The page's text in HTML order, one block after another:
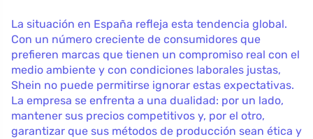
La situación en España refleja esta tendencia global.
Con un número creciente de consumidores que
prefieren marcas que tienen un compromiso real con el
medio ambiente y con condiciones laborales justas,
Shein no puede permitirse ignorar estas expectativas.
La empresa se enfrenta a una dualidad: por un lado,
mantener sus precios competitivos y, por el otro,
garantizar que sus métodos de producción sean ética y